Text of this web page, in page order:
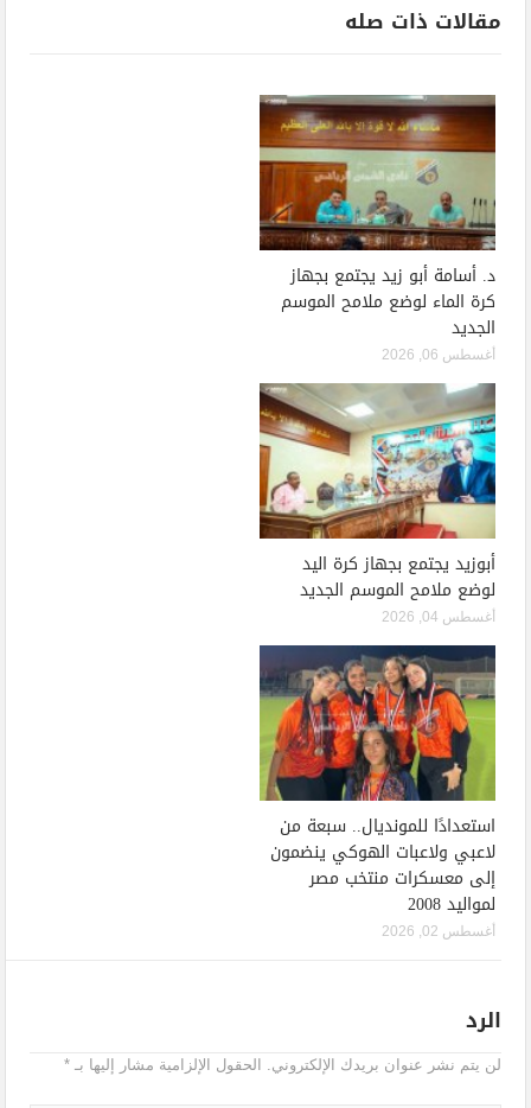
مقالات ذات صله
د. أسامة أبو زيد يجتمع بجهاز
كرة الماء لوضع ملامح الموسم
الجديد
أغسطس 06, 2026
أبوزيد يجتمع بجهاز كرة اليد
لوضع ملامح الموسم الجديد
أغسطس 04, 2026
استعدادًا للمونديال.. سبعة من
لاعبي ولاعبات الهوكي ينضمون
إلى معسكرات منتخب مصر
لمواليد 2008
أغسطس 02, 2026
الرد
لن يتم نشر عنوان بريدك الإلكتروني. الحقول الإلزامية مشار إليها بـ*